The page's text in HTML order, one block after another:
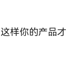
样你的产品才